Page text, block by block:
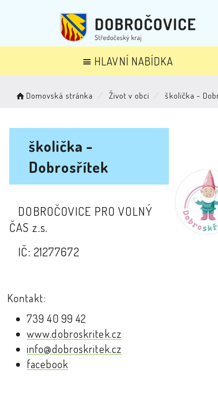
HLAVNÍ NABÍDKA
Domovská stránka Život v obci školička -
školička -
Dobrosřítek
DOBROČOVICE PRO VOLNÝ
ČAS z.s.
IČ: 21277672
Kontakt:
739 40 99 42
www.dobroskritek.cz
info@dobroskritek.cz
facebook